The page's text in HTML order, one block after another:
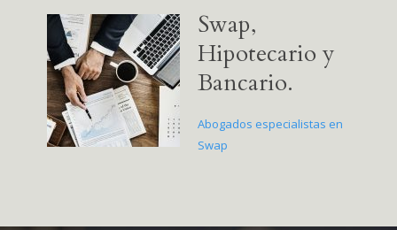
Swap,
Hipotecario y
Bancario.
Abogados especialistas en
Swap